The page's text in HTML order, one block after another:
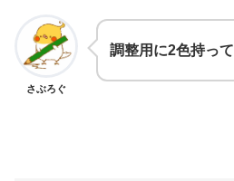
さぶろぐ
調整用に2色持っ